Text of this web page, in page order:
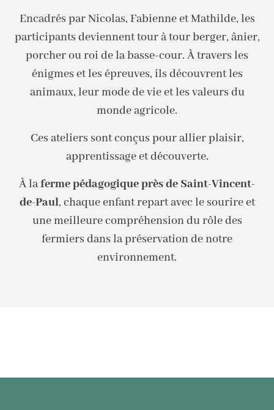
Encadrés par Nicolas, Fabienne et Mathilde, les
participants deviennent tour à tour berger, ânier,
porcher ou roi de la basse-cour. À travers les
énigmes et les épreuves, ils découvrent les
animaux, leur mode de vie et les valeurs du
monde agricole.
Ces ateliers sont conçus pour allier plaisir,
apprentissage et découverte.
À laferme pédagogique près de Saint-Vincent-
de-Paul, chaque enfant repart avec le sourire et
une meilleure compréhension du rôle des
fermiers dans la préservation de notre
environnement.